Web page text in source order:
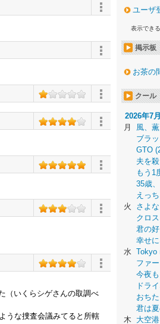
（いくらシゲさんの取調べ
うな捜査会議みてると所轄
ユーザ
表示でき
掲示板
お茶の
クール
2026年7
月
風、
ブラ
GTO
夫を
もう1
35歳
えっ
火
さよ
クロ
君の
幸せ
水 Tokyo
ファ
今夜
ドラ
おち
君は
木
大空